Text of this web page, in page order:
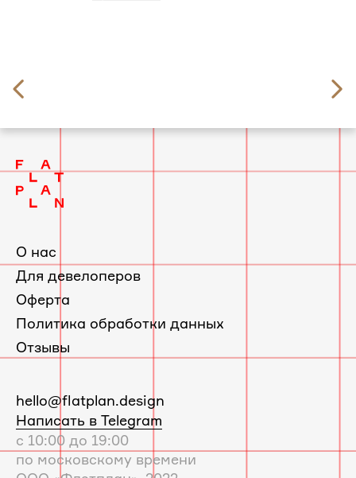
О нас
Для девелоперов
Оферта
Политика обработки данных
Отзывы
E-
mail:
hello@flatplan.design
Написать в Telegram
с 10:00 до 19:00
по московскому времени